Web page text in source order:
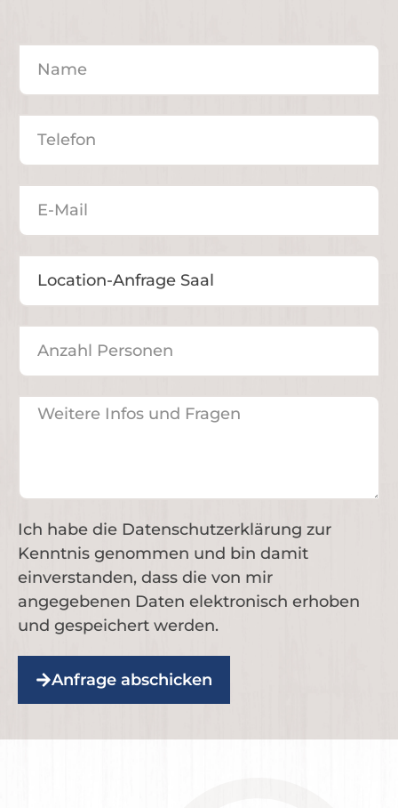
Ich habe die Datenschutzerklärung zur
Kenntnis genommen und bin damit
einverstanden, dass die von mir
angegebenen Daten elektronisch erhoben
und gespeichert werden.
Anfrage abschicken